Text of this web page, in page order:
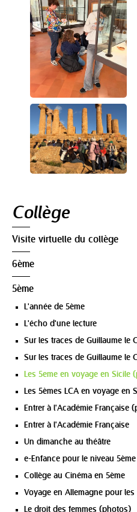
Collège
Visite virtuelle du collège
6ème
5ème
L'année de 5ème
L'écho d'une lecture
Sur les traces de Guillaume le
Sur les traces de Guillaume le
Les 5eme en voyage en Sicile
Les 5èmes LCA en voyage en
Entrer à l'Académie Française
Entrer à l'Académie Française
Un dimanche au théâtre
e-Enfance pour le niveau 5ème
Collège au Cinéma en 5ème
Voyage en Allemagne pour
Le droit des femmes (photos)